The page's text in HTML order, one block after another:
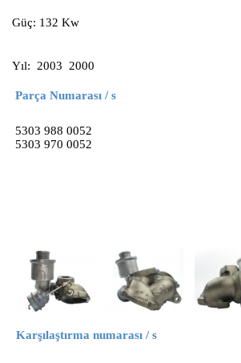
Güç: 132 Kw
Yıl: 2003 2000
Parça Numarası / s
5303 988 0052
5303 970 0052
Karşılaştırma numarası / s